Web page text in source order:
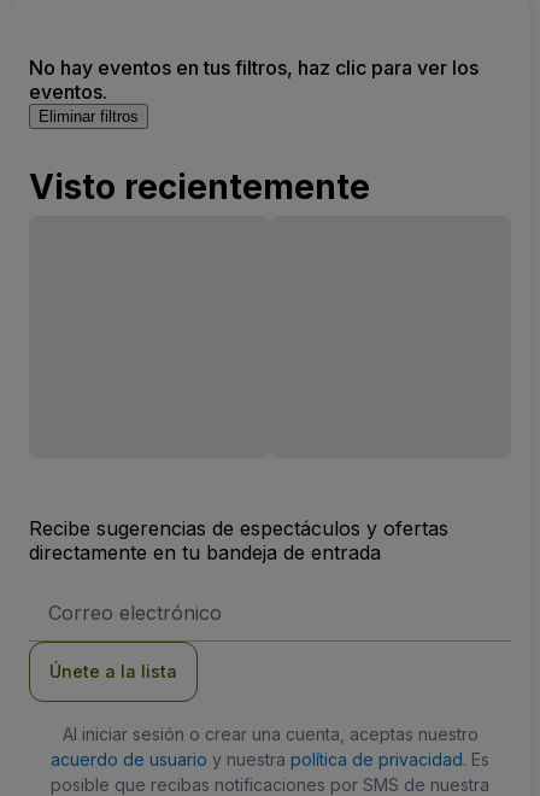
No hay eventos en tus filtros, haz clic para ver los
eventos.
Eliminar filtros
Visto recientemente
Recibe sugerencias de espectáculos y ofertas
directamente en tu bandeja de entrada
de
Únete a la lista
Al iniciar sesión o crear una cuenta, aceptas nuestro
acuerdo de usuario y nuestra política de privacidad. Es
posible que recibas notificaciones por SMS de nuestra